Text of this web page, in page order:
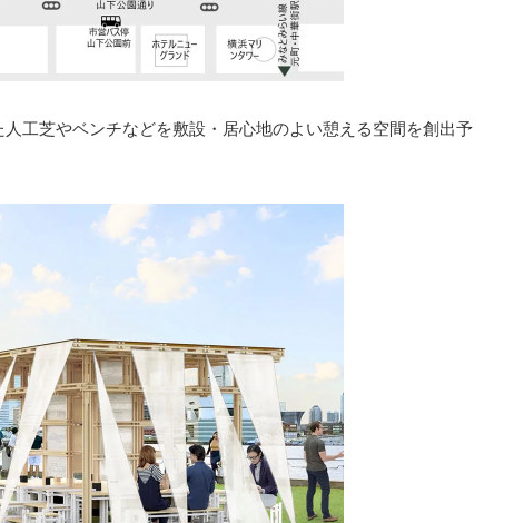
工芝やベンチなどを敷設・居心地のよい憩える空間を創出予